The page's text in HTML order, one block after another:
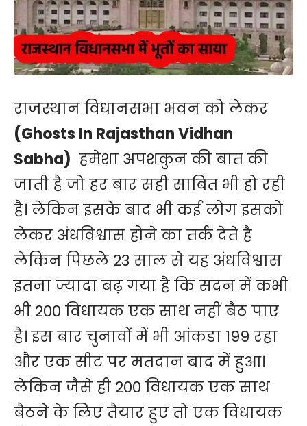
राजस्थान विधानसभा भवन को लेकर
(Ghosts In Rajasthan Vidhan
Sabha) हमेशा अपशकुन की बात की
जाती है जो हर बार सही साबित भी हो रही
है। लेकिन इसके बाद भी कई लोग इसको
लेकर अंधविश्वास होने का तर्क देते है
लेकिन पिछले 23 साल से यह अंधविश्वास
इतना ज्यादा बढ़ गया है कि सदन में कभी
भी 200 विधायक एक साथ नहीं बैठ पाए
है। इस बार चुनावों में भी आंकडा 199 रहा
और एक सीट पर मतदान बाद में हुआ।
लेकिन जैसे ही 200 विधायक एक साथ
बैठने के लिए तैयार हुए तो एक विधायक